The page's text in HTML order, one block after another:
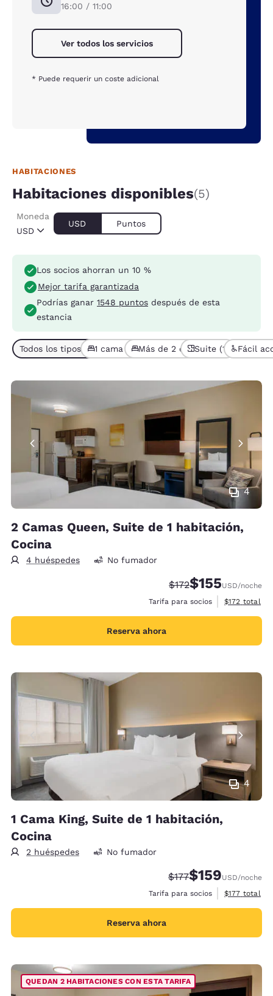
16:00 / 11:00
Ver todos los servicios
* Puede requerir un coste adicional
HABITACIONES
Habitaciones disponibles(5)
USD
Moneda
USD Puntos
Los socios ahorran un 10 %
Mejor tarifa garantizada
Podrías ganar 1548 puntos después de esta
estancia
Todos los tipos de habitaciones (5)
1 cama (4)Más de 2 camas (1)
Suite (1) Fácil
4
2 Camas Queen, Suite de 1 habitación,
Cocina
4 huéspedes No fumador
Tarifa tachada:
$172Tarifa reducida:
$155USD/noche
Tarifa para socios
Ver detalles
$172 total
Reserva ahora
4
1 Cama King, Suite de 1 habitación,
Cocina
2 huéspedes No fumador
Tarifa tachada:
$177Tarifa reducida:
$159USD/noche
Tarifa para socios
Ver detalles
$177 total
Reserva ahora
QUEDAN 2 HABITACIONES CON ESTA TARIFA